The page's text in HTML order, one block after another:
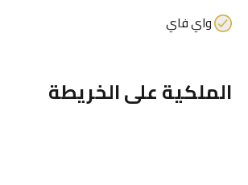
واي فاي
الملكية على الخريطة